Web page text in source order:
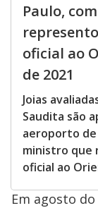
Paulo,
oficial ao
de 2021
Joias
Saudita são
aeroporto de
ministro que
oficial ao
Em agosto